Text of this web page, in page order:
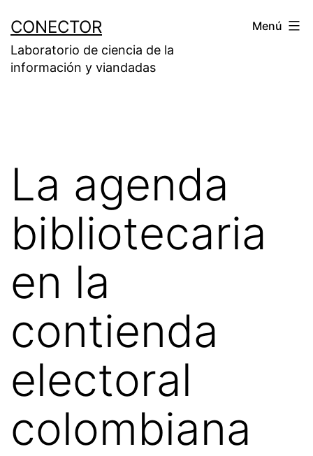
contenido
CONECTOR
Laboratorio de ciencia de la
información y viandadas
Menú
La agenda
bibliotecaria
en la
contienda
electoral
colombiana